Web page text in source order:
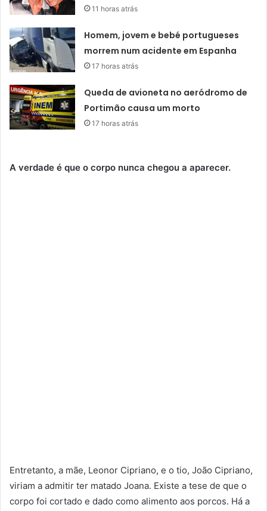
11 horas atrás
Homem, jovem e bebé portugueses
morrem num acidente em Espanha
17 horas atrás
Queda de avioneta no aeródromo de
Portimão causa um morto
17 horas atrás
A verdade é que o corpo nunca chegou a aparecer.
Entretanto, a mãe, Leonor Cipriano, e o tio, João Cipriano,
viriam a admitir ter matado Joana. Existe a tese de que o
corpo foi cortado e dado como alimento aos porcos. Há a